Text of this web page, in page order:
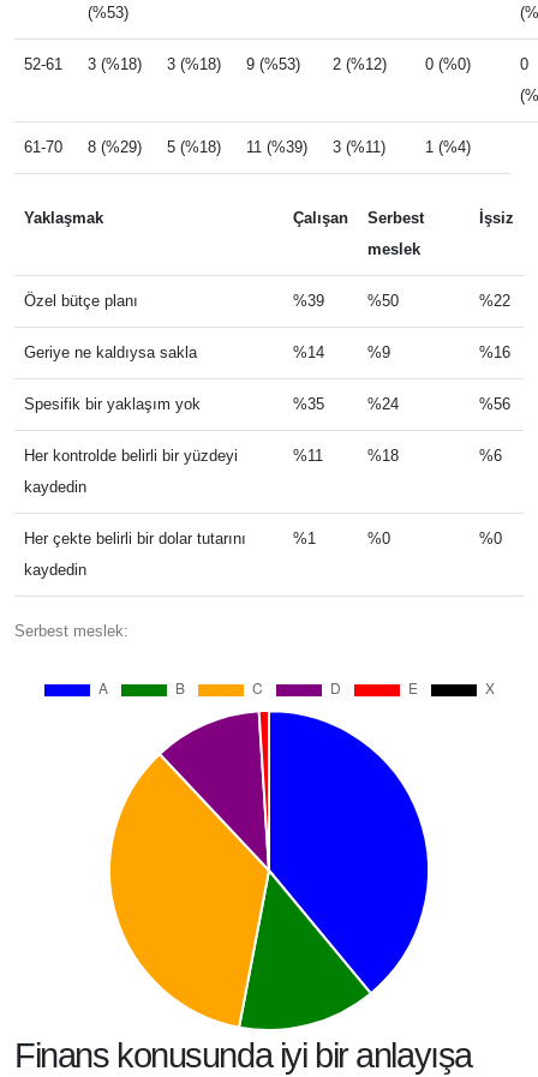
(%53)
52-61 3 (%18) 3 (%18) 9 (%53) 2 (%12) 0 (%0)
0
61-70 8 (%29) 5 (%18) 11 (%39) 3 (%11) 1 (%4)
Yaklaşmak Çalışan
Serbest
meslek
İşsiz
Özel bütçe planı %39 %50 %22
Geriye ne kaldıysa sakla %14 %9 %16
Spesifik bir yaklaşım yok %35 %24 %56
Her kontrolde belirli bir yüzdeyi
kaydedin
%11 %18 %6
Her çekte belirli bir dolar tutarını
kaydedin
%1 %0 %0
Serbest meslek:
Finans konusunda iyi bir anlayışa